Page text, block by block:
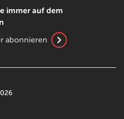
immer auf dem
abonnieren